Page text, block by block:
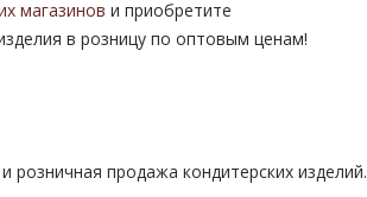
магазинов и приобретите
в розницу по оптовым ценам!
розничная продажа кондитерских изделий.